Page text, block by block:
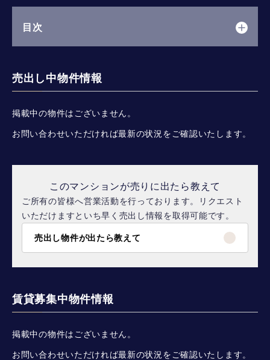
目次
売出し中物件情報
掲載中の物件はございません。
お問い合わせいただければ最新の状況をご確認いたします。
このマンションが売りに出たら教えて
ご所有の皆様へ営業活動を行っております。リクエスト
いただけますといち早く売出し情報を取得可能です。
売出し物件が出たら教えて
賃貸募集中物件情報
掲載中の物件はございません。
お問い合わせいただければ最新の状況をご確認いたします。